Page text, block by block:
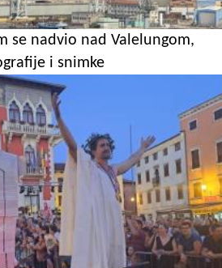
se nadvio nad Valelungom,
i snimke